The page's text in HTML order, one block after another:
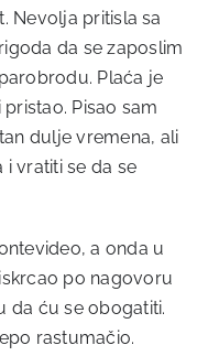
Nevolja pritisla sa
da se zaposlim
Plaća je
Pisao sam
dulje vremena, ali
vratiti se da se
a onda u
po nagovoru
da ću se obogatiti.
rastumačio.